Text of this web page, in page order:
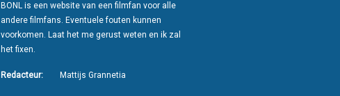
BONL is een website van een filmfan voor alle
andere filmfans. Eventuele fouten kunnen
voorkomen. Laat het me gerust weten en ik zal
het fixen.
Redacteur: Mattijs Grannetia